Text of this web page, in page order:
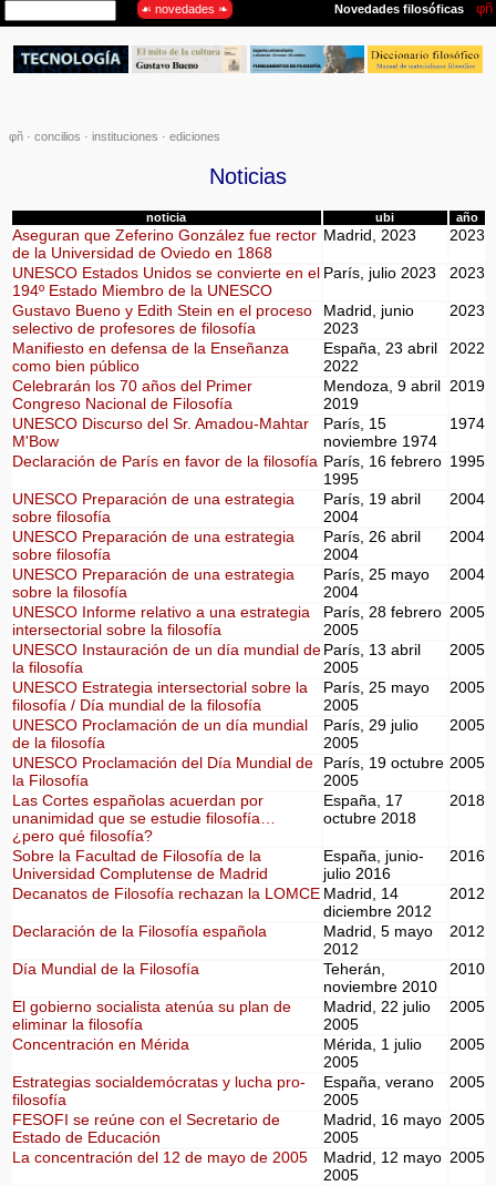
φñ ·concilios ·instituciones ·ediciones
Noticias
noticia ubi año
Aseguran que Zeferino González fue rector
de la Universidad de Oviedo en 1868
Madrid, 2023 2023
UNESCO Estados Unidos se convierte en el
194º Estado Miembro de la UNESCO
París, julio 2023 2023
Gustavo Bueno y Edith Stein en el proceso
selectivo de profesores de filosofía
Madrid, junio
2023
2023
Manifiesto en defensa de la Enseñanza
como bien público
España, 23 abril
2022
2022
Celebrarán los 70 años del Primer
Congreso Nacional de Filosofía
Mendoza, 9 abril
2019
2019
UNESCO Discurso del Sr. Amadou-Mahtar
M'Bow
París, 15
noviembre 1974
1974
Declaración de París en favor de la filosofía París, 16 febrero
1995
1995
UNESCO Preparación de una estrategia
sobre filosofía
París, 19 abril
2004
2004
UNESCO Preparación de una estrategia
sobre filosofía
París, 26 abril
2004
2004
UNESCO Preparación de una estrategia
sobre la filosofía
París, 25 mayo
2004
2004
UNESCO Informe relativo a una estrategia
intersectorial sobre la filosofía
París, 28 febrero
2005
2005
UNESCO Instauración de un día mundial de
la filosofía
París, 13 abril
2005
2005
UNESCO Estrategia intersectorial sobre la
filosofía / Día mundial de la filosofía
París, 25 mayo
2005
2005
UNESCO Proclamación de un día mundial
de la filosofía
París, 29 julio
2005
2005
UNESCO Proclamación del Día Mundial de
la Filosofía
París, 19 octubre
2005
2005
Las Cortes españolas acuerdan por
unanimidad que se estudie filosofía…
¿pero qué filosofía?
España, 17
octubre 2018
2018
Sobre la Facultad de Filosofía de la
Universidad Complutense de Madrid
España, junio-
julio 2016
2016
Decanatos de Filosofía rechazan la LOMCE Madrid, 14
diciembre 2012
2012
Declaración de la Filosofía española
Madrid, 5 mayo
2012
2012
Día Mundial de la Filosofía
Teherán,
noviembre 2010
2010
El gobierno socialista atenúa su plan de
eliminar la filosofía
Madrid, 22 julio
2005
2005
Concentración en Mérida
Mérida, 1 julio
2005
2005
Estrategias socialdemócratas y lucha pro-
filosofía
España, verano
2005
2005
FESOFI se reúne con el Secretario de
Estado de Educación
Madrid, 16 mayo
2005
2005
La concentración del 12 de mayo de 2005
Madrid, 12 mayo
2005
2005